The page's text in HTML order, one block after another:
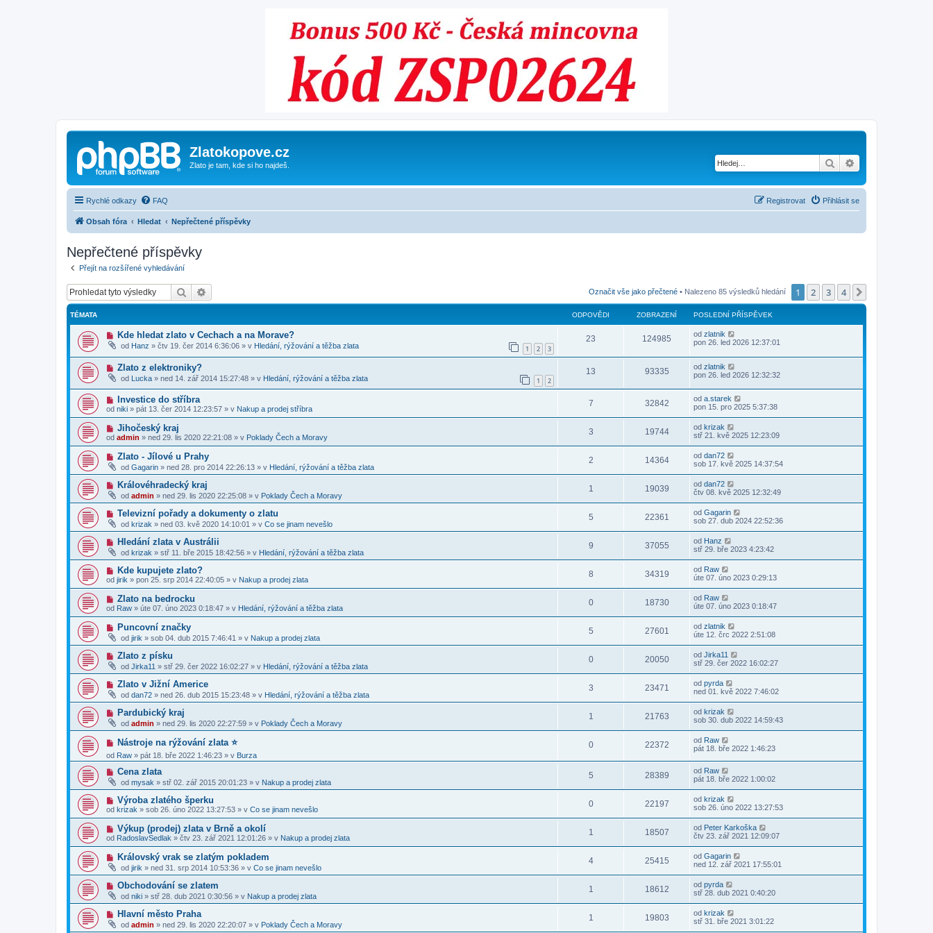
Zlatokopove.cz
Zlato je tam, kde si ho najdeš. Hledat
Rychlé odkazy FAQ Přihlásit se
Registrovat
Obsah fóra Hledat Nepřečtené příspěvky
Nepřečtené příspěvky
Přejít na rozšířené vyhledávání
Hledat Označit vše jako přečtené • Nalezeno 85 výsledků hledání 1 2 3 4
TÉMATA ODPOVĚDI ZOBRAZENÍ POSLEDNÍ PŘÍSPĚVEK
N
v
ý
p
ř
í
s
ě
v
k
Kde hledat zlato v Cechach a na Morave?
od Hanz » čtv 19. čer 2014 6:36:06 » v Hledání, rýžování a těžba zlata 1 2 3
23 124985 od zlatnik
pon 26. led 2026 12:37:01
N
v
ý
ř
í
p
ě
v
e
k
Zlato z elektroniky?
od Lucka » ned 14. zář 2014 15:27:48 » v Hledání, rýžování a těžba zlata 1 2
13 93335 od zlatnik
pon 26. led 2026 12:32:32
N
o
p
ř
í
s
p
ě
v
e
k
Investice do stříbra
od niki » pát 13. čer 2014 12:23:57 » v Nakup a prodej stříbra
7 32842 od a.starek
pon 15. pro 2025 5:37:38
N
o
ý
p
ř
í
p
ě
v
k
Jihočeský kraj
od admin » ned 29. lis 2020 22:21:08 » v Poklady Čech a Moravy
3 19744 od krizak
stř 21. kvě 2025 12:23:09
N
v
ý
p
ř
í
s
p
ě
v
e
k
Zlato - Jílové u Prahy
od Gagarin » ned 28. pro 2014 22:26:13 » v Hledání, rýžování a těžba zlata
2 14364 od dan72
sob 17. kvě 2025 14:37:54
N
v
ý
ř
í
p
ě
v
e
k
Královéhradecký kraj
od admin » ned 29. lis 2020 22:25:08 » v Poklady Čech a Moravy
1 19039 od dan72
čtv 08. kvě 2025 12:32:49
N
v
ý
p
ř
í
p
ě
v
e
k
Televizní pořady a dokumenty o zlatu
od krizak » ned 03. kvě 2020 14:10:01 » v Co se jinam nevešlo
5 22361 od Gagarin
sob 27. dub 2024 22:52:36
N
v
ý
p
ř
í
s
p
ě
v
e
k
Hledání zlata v Austrálii
od krizak » stř 11. bře 2015 18:42:56 » v Hledání, rýžování a těžba zlata
9 37055 od Hanz
stř 29. bře 2023 4:23:42
N
o
v
ý
p
ř
í
p
ě
v
e
k
Kde kupujete zlato?
od jirik » pon 25. srp 2014 22:40:05 » v Nakup a prodej zlata
8 34319 od Raw
úte 07. úno 2023 0:29:13
N
o
ý
p
ř
í
s
p
ě
v
e
k
Zlato na bedrocku
od Raw » úte 07. úno 2023 0:18:47 » v Hledání, rýžování a těžba zlata
0 18730 od Raw
úte 07. úno 2023 0:18:47
N
v
ý
p
ř
í
s
p
ě
v
e
k
Puncovní značky
od jirik » sob 04. dub 2015 7:46:41 » v Nakup a prodej zlata
5 27601 od zlatnik
úte 12. črc 2022 2:51:08
N
v
ý
p
ř
í
p
ě
v
e
k
Zlato z písku
od Jirka11 » stř 29. čer 2022 16:02:27 » v Hledání, rýžování a těžba zlata
0 20050 od Jirka11
stř 29. čer 2022 16:02:27
N
v
ý
p
ř
í
s
ě
e
k
Zlato v Jižní Americe
od dan72 » ned 26. dub 2015 15:23:48 » v Hledání, rýžování a těžba zlata
3 23471 od pyrda
ned 01. kvě 2022 7:46:02
N
v
p
ř
í
s
ě
k
Pardubický kraj
od admin » ned 29. lis 2020 22:27:59 » v Poklady Čech a Moravy
1 21763 od krizak
sob 30. dub 2022 14:59:43
N
o
v
ý
p
ř
í
s
p
ě
k
Nástroje na rýžování zlata ⭐️
od Raw » pát 18. bře 2022 1:46:23 » v Burza
0 22372 od Raw
pát 18. bře 2022 1:46:23
N
v
ý
ř
í
s
p
ě
v
e
k
Cena zlata
od mysak » stř 02. zář 2015 20:01:23 » v Nakup a prodej zlata
5 28389 od Raw
pát 18. bře 2022 1:00:02
N
o
ý
ř
í
p
ě
v
e
k
Výroba zlatého šperku
od krizak » sob 26. úno 2022 13:27:53 » v Co se jinam nevešlo
0 22197 od krizak
sob 26. úno 2022 13:27:53
N
o
ý
p
ř
í
s
p
ě
v
e
k
Výkup (prodej) zlata v Brně a okolí
od RadoslavSedlak » čtv 23. zář 2021 12:01:26 » v Nakup a prodej zlata
1 18507 od Peter Karkoška
čtv 23. zář 2021 12:09:07
N
v
p
ř
í
p
ě
Královský vrak se zlatým pokladem
od jirik » ned 31. srp 2014 10:53:36 » v Co se jinam nevešlo
4 25415 od Gagarin
ned 12. zář 2021 17:55:01
N
v
ý
p
ř
Obchodování se zlatem
od niki » stř 28. dub 2021 0:30:56 » v Nakup a prodej zlata
1 18612 od pyrda
stř 28. dub 2021 0:40:20
N
v
Hlavní město Praha
od admin » ned 29. lis 2020 22:20:07 » v Poklady Čech a Moravy
1 19803 od krizak
stř 31. bře 2021 3:01:22